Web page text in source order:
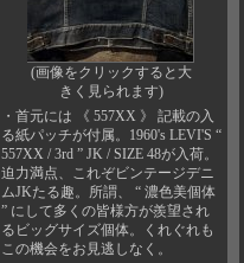
(画像をクリックすると大
きく見られます)
・首元には 《 557XX 》 記載の入
る紙パッチが付属。1960's LEVI'S “
557XX / 3rd ” JK / SIZE 48が入荷。
迫力満点、これぞビンテージデニ
ムJKたる趣。所謂、 “ 濃色美個体
” にして多くの皆様方が羨望され
るビッグサイズ個体。くれぐれも
この機会をお見逃しなく。